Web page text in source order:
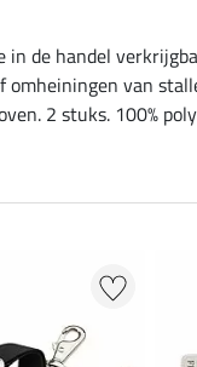
in de handel
omheiningen van
2 stuks. 100%